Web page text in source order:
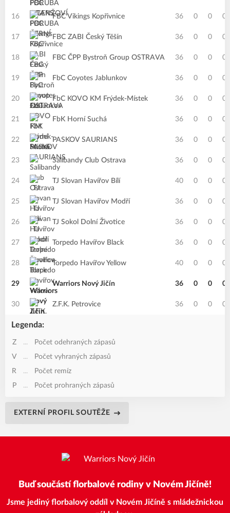
16 FBC Vikings Kopřivnice 36 0 0 0
17 FBC ZABI Český Těšín 36 0 0 0
18 FBC ČPP Bystroň Group OSTRAVA 36 0 0 0
19 FbC Coyotes Jablunkov 36 0 0 0
20 FbC KOVO KM Frýdek-Místek 36 0 0 0
21 FbK Horní Suchá 36 0 0 0
22 PASKOV SAURIANS 36 0 0 0
23 Salibandy Club Ostrava 36 0 0 0
24 TJ Slovan Havířov Bílí 40 0 0 0
25 TJ Slovan Havířov Modří 36 0 0 0
26 TJ Sokol Dolní Životice 36 0 0 0
27 Torpedo Havířov Black 36 0 0 0
28 Torpedo Havířov Yellow 40 0 0 0
29 Warriors Nový Jičín 36 0 0 0
30 Z.F.K. Petrovice 36 0 0 0
Legenda:
Z ...
Počet odehraných zápasů
V
...
Počet vyhraných zápasů
R
...
Počet remíz
P
... Počet prohraných zápasů
EXTERNÍ PROFIL SOUTĚŽE
Buď součástí florbalové rodiny v Novém Jičíně!
Jsme jediný florbalový oddíl v Novém Jičíně s mládežnickou